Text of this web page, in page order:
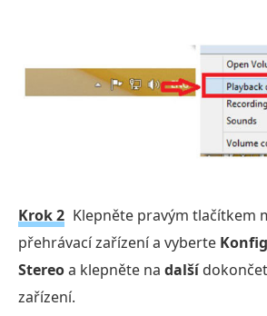
Krok 2 Klepněte pravým tlačítkem
přehrávací zařízení a vyberte
Stereoa klepněte na další
zařízení.